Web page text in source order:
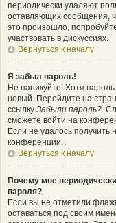
периодически удаляют
оставляющих сообщения,
это произошло,
участвовать в дискуссиях.
Вернуться к началу
Я забыл пароль!
Не паникуйте! Хотя
новый. Перейдите на
ссылку Забыли пароль?.
сможете войти на
Если не удалось получить
конференции.
Вернуться к началу
Почему мне
пароля?
Если вы не отметили
оставаться под своим